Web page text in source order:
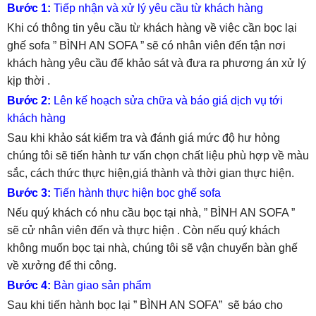
Bước 1: Tiếp nhận và xử lý yêu cầu từ khách hàng
Khi có thông tin yêu cầu từ khách hàng về việc cần bọc lại
ghế sofa ” BÌNH AN SOFA ” sẽ có nhân viên đến tận nơi
khách hàng yêu cầu để khảo sát và đưa ra phương án xử lý
kịp thời .
Bước 2: Lên kế hoạch sửa chữa và báo giá dịch vụ tới
khách hàng
Sau khi khảo sát kiểm tra và đánh giá mức độ hư hỏng
chúng tôi sẽ tiến hành tư vấn chọn chất liệu phù hợp về màu
sắc, cách thức thực hiện,giá thành và thời gian thực hiện.
Bước 3: Tiến hành thực hiện bọc ghế sofa
Nếu quý khách có nhu cầu bọc tại nhà, ” BÌNH AN SOFA ”
sẽ cử nhân viên đến và thực hiện . Còn nếu quý khách
không muốn bọc tại nhà, chúng tôi sẽ vận chuyển bàn ghế
về xưởng để thi công.
Bước 4: Bàn giao sản phẩm
Sau khi tiến hành bọc lại ” BÌNH AN SOFA” sẽ báo cho